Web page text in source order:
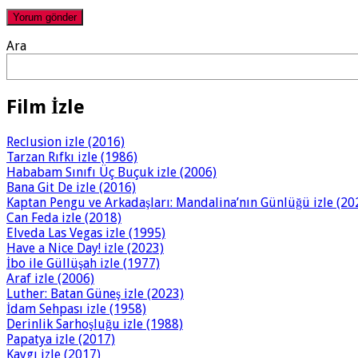
Ara
Film İzle
Reclusion izle (2016)
Tarzan Rıfkı izle (1986)
Hababam Sınıfı Üç Buçuk izle (2006)
Bana Git De izle (2016)
Kaptan Pengu ve Arkadaşları: Mandalina’nın Günlüğü izle
Can Feda izle (2018)
Elveda Las Vegas izle (1995)
Have a Nice Day! izle (2023)
İbo ile Güllüşah izle (1977)
Araf izle (2006)
Luther: Batan Güneş izle (2023)
İdam Sehpası izle (1958)
Derinlik Sarhoşluğu izle (1988)
Papatya izle (2017)
Kaygı izle (2017)